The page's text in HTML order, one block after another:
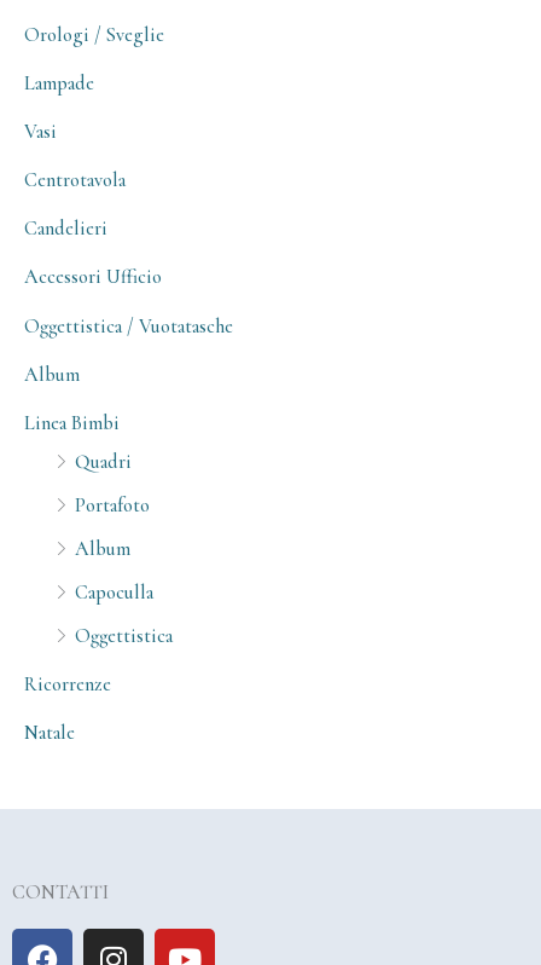
Orologi / Sveglie
Lampade
Vasi
Centrotavola
Candelieri
Accessori Ufficio
Oggettistica / Vuotatasche
Album
Linea Bimbi
Quadri
Portafoto
Album
Capoculla
Oggettistica
Ricorrenze
Natale
CONTATTI
F
I
Y